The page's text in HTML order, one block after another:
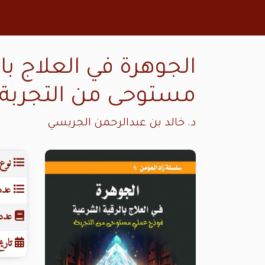
الجوهرة في العلاج
مستوحى من
د. خالد بن عبدالرحمن الجريسي